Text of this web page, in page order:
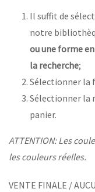
Il suffit de
notre
ou une forme
la recherche;
Sélectionner la
Sélectionner la
panier.
ATTENTION: Les
les couleurs réelles.
VENTE FINALE /